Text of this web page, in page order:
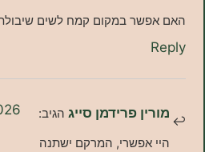
במקום קמח לשים שיבולת שועל?
פרידמן סייג הגיב: 12/02/2026 בשעה 20:00
אפשרי, המרקם ישתנה